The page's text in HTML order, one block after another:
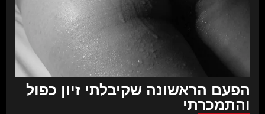
הפעם הראשונה שקיבלתי זיון כפול
והתמכרתי